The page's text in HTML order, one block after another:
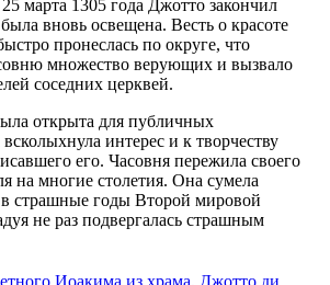
марта 1305 года Джотто закончил
вновь освещена. Весть о красоте
пронеслась по округе, что
множество верующих и вызвало
соседних церквей.
открыта для публичных
интерес и к творчеству
его. Часовня пережила своего
на многие столетия. Она сумела
страшные годы Второй мировой
не раз подвергалась страшным